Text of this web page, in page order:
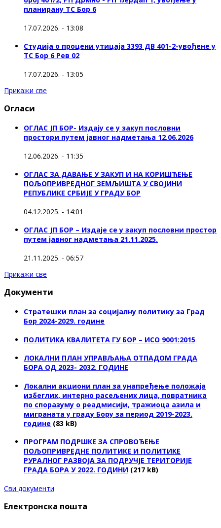
планирану ТС Бор 6
17.07.2026. - 13:08
Студија о процени утицаја 3393 ДВ 401-2-увођене у
ТС Бор 6 Рев 02
17.07.2026. - 13:05
Прикажи све
Огласи
ОГЛАС ЈП БОР- Издају се у закуп пословни
простори путем јавног надметања 12.06.2026
12.06.2026. - 11:35
ОГЛАС ЗА ДАВАЊЕ У ЗАКУП И НА КОРИШЋЕЊЕ
ПОЉОПРИВРЕДНОГ ЗЕМЉИШТА У СВОЈИНИ
РЕПУБЛИКЕ СРБИЈЕ У ГРАДУ БОР
04.12.2025. - 14:01
ОГЛАС ЈП БОР – Издаје се у закуп пословни простор
путем јавног надметања 21.11.2025.
21.11.2025. - 06:57
Прикажи све
Документи
Стратешки план за социјалну политику за Град
Бор 2024-2029. године
ПОЛИТИКА КВАЛИТЕТА ГУ БОР – ИСО 9001:2015
ЛОКАЛНИ ПЛАН УПРАВЉАЊА ОТПАДОМ ГРАДА
БОРА ОД 2023- 2032. ГОДИНЕ
Локални акциони план за унапређење положаја
избеглих, интерно расељених лица, повратника
по споразуму о реадмисији, тражиоца азила и
миграната у граду Бору за период 2019-2023.
године (83 kB)
ПРОГРАМ ПОДРШКЕ ЗА СПРОВОЂЕЊЕ
ПОЉОПРИВРЕДНЕ ПОЛИТИКЕ И ПОЛИТИКЕ
РУРАЛНОГ РАЗВОЈА ЗА ПОДРУЧЈЕ ТЕРИТОРИЈЕ
ГРАДА БОРА У 2022. ГОДИНИ (217 kB)
Сви документи
Електронска пошта